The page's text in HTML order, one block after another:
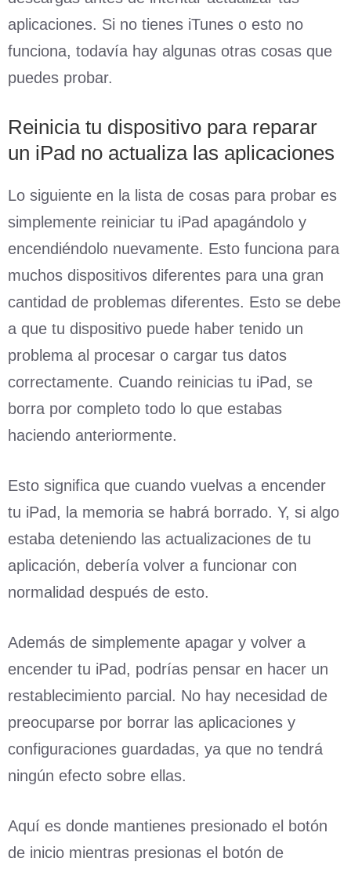
aplicaciones. Si no tienes iTunes o esto no
funciona, todavía hay algunas otras cosas que
puedes probar.
Reinicia tu dispositivo para reparar
un iPad no actualiza las aplicaciones
Lo siguiente en la lista de cosas para probar es
simplemente reiniciar tu iPad apagándolo y
encendiéndolo nuevamente. Esto funciona para
muchos dispositivos diferentes para una gran
cantidad de problemas diferentes. Esto se debe
a que tu dispositivo puede haber tenido un
problema al procesar o cargar tus datos
correctamente. Cuando reinicias tu iPad, se
borra por completo todo lo que estabas
haciendo anteriormente.
Esto significa que cuando vuelvas a encender
tu iPad, la memoria se habrá borrado. Y, si algo
estaba deteniendo las actualizaciones de tu
aplicación, debería volver a funcionar con
normalidad después de esto.
Además de simplemente apagar y volver a
encender tu iPad, podrías pensar en hacer un
restablecimiento parcial. No hay necesidad de
preocuparse por borrar las aplicaciones y
configuraciones guardadas, ya que no tendrá
ningún efecto sobre ellas.
Aquí es donde mantienes presionado el botón
de inicio mientras presionas el botón de